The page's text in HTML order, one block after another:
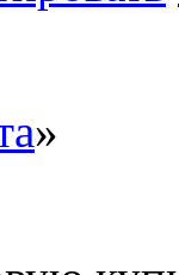
»